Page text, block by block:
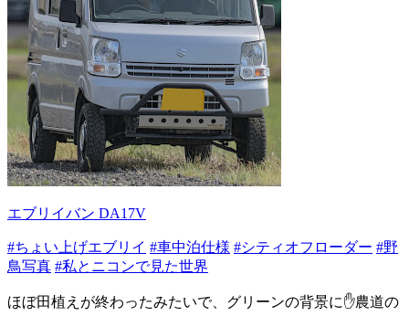
エブリイバン DA17V
#ちょい上げエブリイ #車中泊仕様 #シティオフローダー #野
鳥写真 #私とニコンで見た世界
ほぼ田植えが終わったみたいで、グリーンの背景に✋農道の